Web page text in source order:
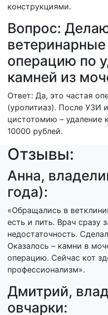
конструкциями.
Вопрос:
операцию по
камней из
Ответ: Да, это частая
(уролитиаз). После УЗИ
цистотомию – удаление
10000 рублей.
Отзывы:
Анна,
года):
«Обращались в
есть и пить. Врач сразу
недостаточность.
Оказалось – камни в
операцию. Сейчас кот
профессионализм».
Дмитрий,
овчарки: